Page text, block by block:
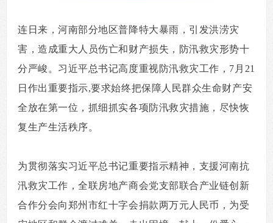
连日来，河南部分地区普降特大暴雨，引发洪涝灾
害，造成重大人员伤亡和财产损失，防汛救灾形势十
分严峻。习近平总书记高度重视防汛救灾工作，7月21
日作出重要指示,要求始终把保障人民群众生命财产安
全放在第一位，抓细抓实各项防汛救灾措施，尽快恢
复生产生活秩序。
为贯彻落实习近平总书记重要指示精神，支援河南抗
汛救灾工作，全联房地产商会党支部联合产业链创新
合作分会向郑州市红十字会捐款两万元人民币，为受